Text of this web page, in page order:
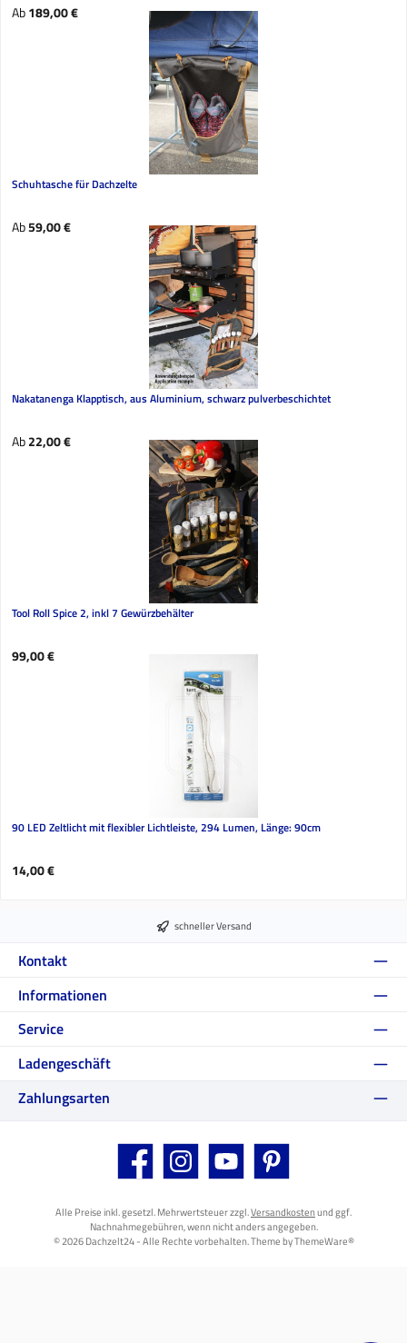
Regulärer Preis:
Ab189,00 €
Schuhtasche für Dachzelte
Regulärer Preis:
Ab59,00 €
Nakatanenga Klapptisch, aus Aluminium, schwarz pulverbeschichtet
Regulärer Preis:
Ab22,00 €
Tool Roll Spice 2, inkl 7 Gewürzbehälter
Regulärer Preis:
99,00 €
90 LED Zeltlicht mit flexibler Lichtleiste, 294 Lumen, Länge: 90cm
Regulärer Preis:
14,00 €
schneller Versand
Kontakt
Informationen
Service
Ladengeschäft
Zahlungsarten
Facebook Instagram YouTube Pinterest
Alle Preise inkl. gesetzl. Mehrwertsteuer zzgl.Versandkostenund ggf.
Nachnahmegebühren, wenn nicht anders angegeben.
© 2026 Dachzelt24 - Alle Rechte vorbehalten. Theme byThemeWare®